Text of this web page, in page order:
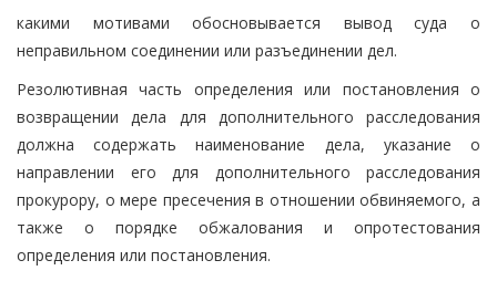
какими мотивами обосновывается вывод суда о
неправильном соединении или разъединении дел.
Резолютивная часть определения или постановления о
возвращении дела для дополнительного расследования
должна содержать наименование дела, указание о
направлении его для дополнительного расследования
прокурору, о мере пресечения в отношении обвиняемого, а
также о порядке обжалования и опротестования
определения или постановления.